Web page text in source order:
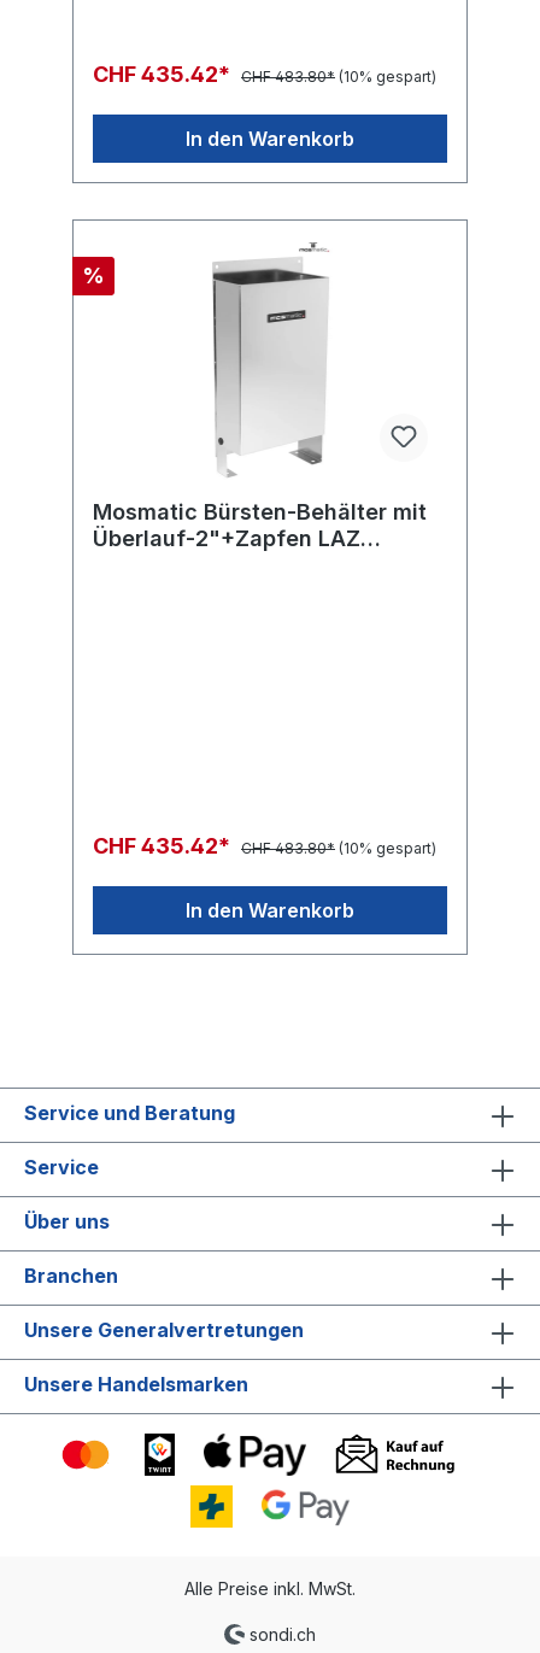
CHF 435.42* CHF 483.80* (10% gespart)
In den Warenkorb
%
Mosmatic Bürsten-Behälter mit
Überlauf-2"+Zapfen LAZ
CHF 435.42* CHF 483.80* (10% gespart)
In den Warenkorb
Service und Beratung
Service
Über uns
Branchen
Unsere Generalvertretungen
Unsere Handelsmarken
Alle Preise inkl. MwSt.
sondi.ch